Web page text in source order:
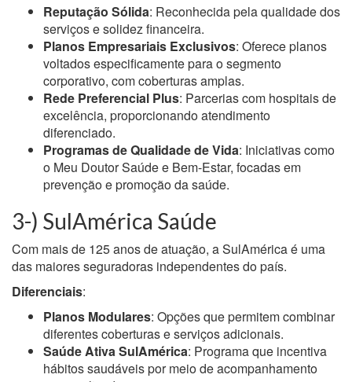
Reputação Sólida: Reconhecida pela qualidade dos
serviços e solidez financeira.
Planos Empresariais Exclusivos: Oferece planos
voltados especificamente para o segmento
corporativo, com coberturas amplas.
Rede Preferencial Plus: Parcerias com hospitais de
excelência, proporcionando atendimento
diferenciado.
Programas de Qualidade de Vida: Iniciativas como
o Meu Doutor Saúde e Bem-Estar, focadas em
prevenção e promoção da saúde.
3-) SulAmérica Saúde
Com mais de 125 anos de atuação, a SulAmérica é uma
das maiores seguradoras independentes do país.
Diferenciais:
Planos Modulares: Opções que permitem combinar
diferentes coberturas e serviços adicionais.
Saúde Ativa SulAmérica: Programa que incentiva
hábitos saudáveis por meio de acompanhamento